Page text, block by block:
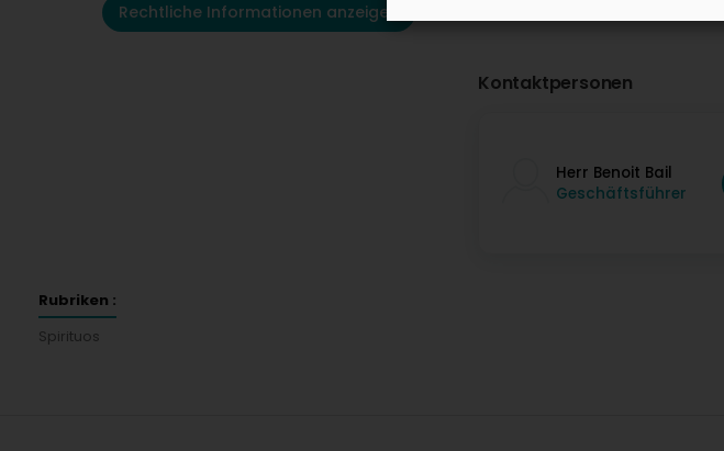
Rechtliche Informationen anzeigen
Kontaktpersonen
Herr Benoit Bail
Geschäftsführer
Rubriken :
Spirituos